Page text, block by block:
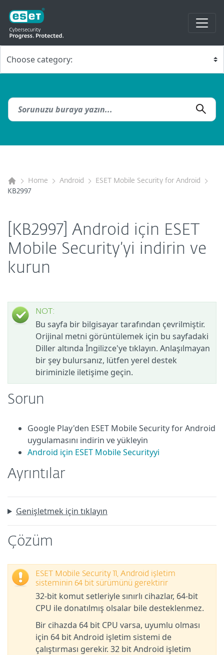
Home Android
ESET Mobile Security for Android
KB2997
[KB2997] Android için ESET
Mobile Security’yi indirin ve
kurun
NOT:
Bu sayfa bir bilgisayar tarafından çevrilmiştir.
Orijinal metni görüntülemek için bu sayfadaki
Diller altında İngilizce'ye tıklayın. Anlaşılmayan
bir şey bulursanız, lütfen yerel destek
biriminizle iletişime geçin.
Sorun
Google Play'den ESET Mobile Security for Android
uygulamasını indirin ve yükleyin
Android için ESET Mobile Securityyi
Ayrıntılar
Genişletmek için tıklayın
Çözüm
ESET Mobile Security 11, Android işletim
sisteminin 64 bit sürümünü gerektirir
32-bit komut setleriyle sınırlı cihazlar, 64-bit
CPU ile donatılmış olsalar bile desteklenmez.
Bir cihazda 64 bit CPU varsa, uyumlu olması
için 64 bit Android işletim sistemi de
çalıştırması gerekir. 32 bit Android işletim